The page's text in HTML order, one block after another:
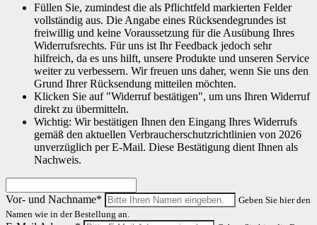
Füllen Sie, zumindest die als Pflichtfeld markierten Felder
vollständig aus. Die Angabe eines Rücksendegrundes ist
freiwillig und keine Voraussetzung für die Ausübung Ihres
Widerrufsrechts. Für uns ist Ihr Feedback jedoch sehr
hilfreich, da es uns hilft, unsere Produkte und unseren Service
weiter zu verbessern. Wir freuen uns daher, wenn Sie uns den
Grund Ihrer Rücksendung mitteilen möchten.
Klicken Sie auf "Widerruf bestätigen", um uns Ihren Widerruf
direkt zu übermitteln.
Wichtig: Wir bestätigen Ihnen den Eingang Ihres Widerrufs
gemäß den aktuellen Verbraucherschutzrichtlinien von 2026
unverzüglich per E-Mail. Diese Bestätigung dient Ihnen als
Nachweis.
Vor- und Nachname*
Geben Sie hier den
Namen wie in der Bestellung an.